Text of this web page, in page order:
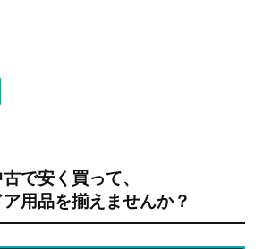
古で安く買って、
用品を揃えませんか？